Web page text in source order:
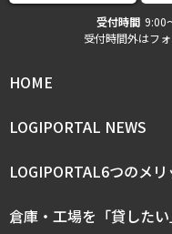
受付時間 9:00
受付時間外はフ
HOME
LOGIPORTAL NEWS
LOGIPORTAL6つのメリ
倉庫・工場を「貸した